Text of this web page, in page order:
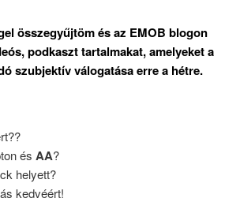
összegyűjtöm és az EMOB blogon
podkaszt tartalmakat, amelyeket a
szubjektív válogatása erre a hétre.
és AA?
helyett?
kedvéért!